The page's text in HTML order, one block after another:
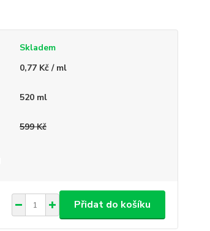
Skladem
0,77 Kč / ml
520 ml
599 Kč
Přidat do košíku